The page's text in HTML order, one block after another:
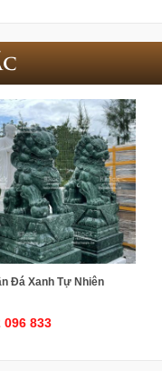
Đá Xanh Tự Nhiên
096 833